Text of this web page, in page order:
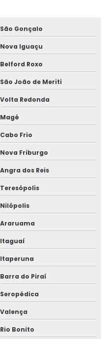
Térmica
Especializado
Digital
Medidas
Produtos
São Gonçalo
Nova Iguaçu
Belford Roxo
São João de Meriti
Volta Redonda
Magé
Cabo Frio
Nova Friburgo
Angra dos Reis
Teresópolis
Nilópolis
Araruama
Itaguaí
Itaperuna
Barra do Piraí
Seropédica
Valença
Rio Bonito